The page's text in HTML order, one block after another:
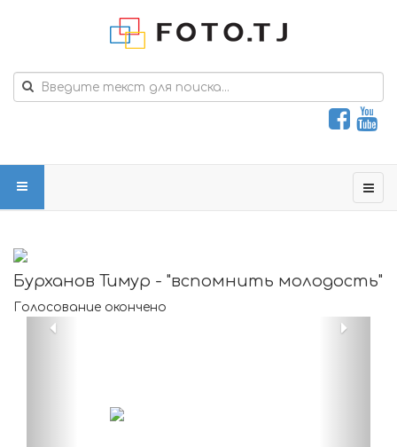
Бурханов Тимур - "вспомнить молодость"
Голосование окончено